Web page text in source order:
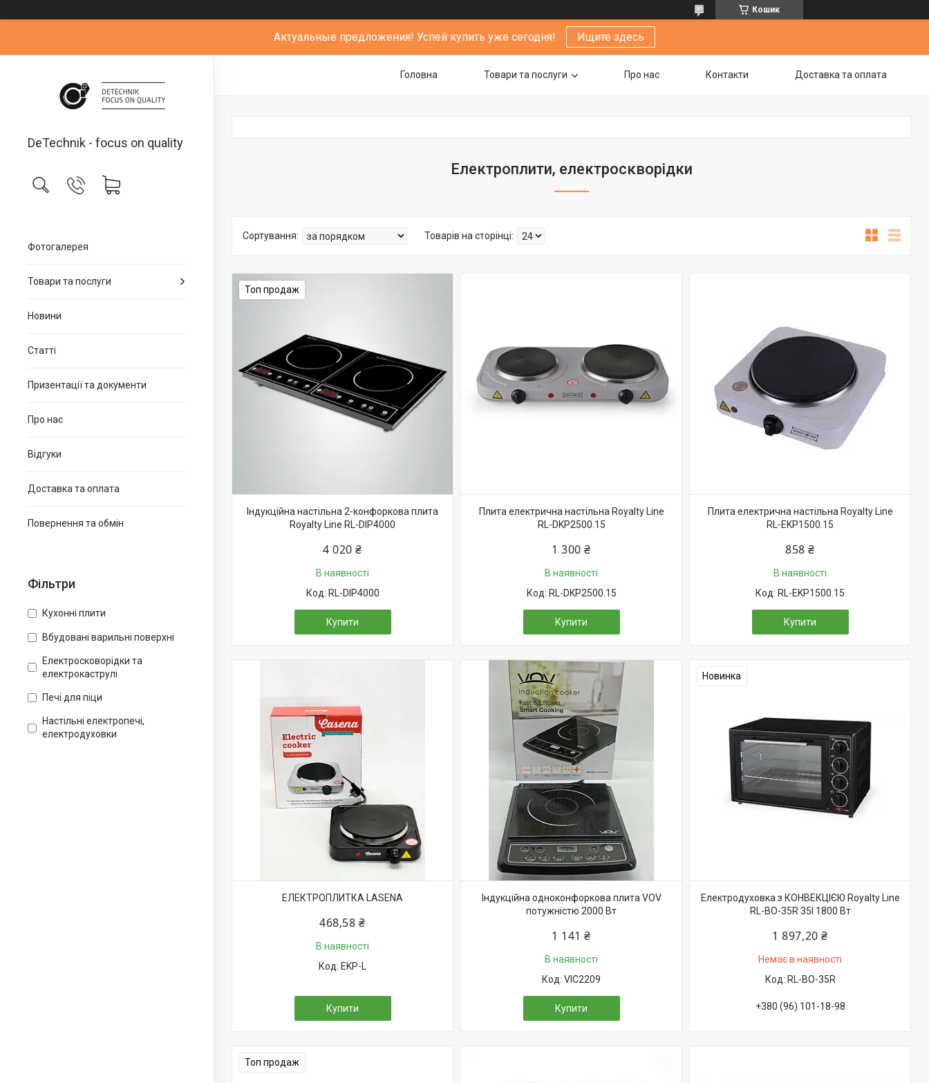
Кошик
Актуальные предложения! Успей купить уже сегодня! Ищите здесь
DeTechnik - focus on quality
Фотогалерея
Товари та послуги
Новини
Статті
Призентації та документи
Про нас
Відгуки
Доставка та оплата
Повернення та обмін
Фільтри
Кухонні плити
Вбудовані варильні поверхні
Електросковорідки та
електрокаструлі
Печі для піци
Настільні електропечі,
електродуховки
Головна Товари та послуги Про нас Контакти Доставка та оплата
Електроплити, електроскворідки
Топ продаж
Індукційна настільна 2-конфоркова плита
Royalty Line RL-DIP4000
4 020 ₴
В наявності
RL-DIP4000
Купити
Плита електрична настільна Royalty Line
RL-DKP2500.15
1 300 ₴
В наявності
RL-DKP2500.15
Купити
Плита електрична настільна Royalty Line
RL-EKP1500.15
858 ₴
В наявності
RL-EKP1500.15
Купити
ЕЛЕКТРОПЛИТКА LASENA
468,58 ₴
В наявності
EKP-L
Купити
Індукційна одноконфоркова плита VOV
потужністю 2000 Вт
1 141 ₴
В наявності
VIC2209
Купити
Новинка
Електродуховка з КОНВЕКЦІЄЮ Royalty Line
RL-BO-35R 35l 1800 Вт
1 897,20 ₴
Немає в наявності
RL-BO-35R
+380 (96) 101-18-98
Топ продаж